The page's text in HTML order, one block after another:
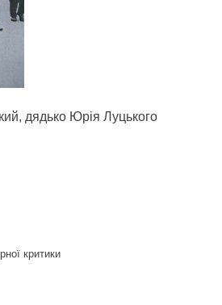
дядько Юрія Луцького
критики